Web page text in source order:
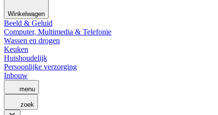
Winkelwagen
Beeld & Geluid
Computer, Multimedia & Telefonie
Wassen en drogen
Keuken
Huishoudelijk
Persoonlijke verzorging
Inbouw
menu
zoek